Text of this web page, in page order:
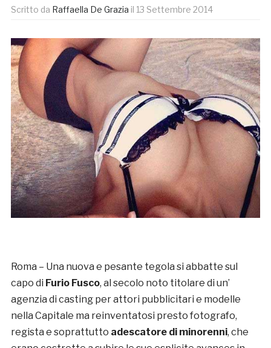
Scritto da Raffaella De Grazia il 13 Settembre 2014
Roma – Una nuova e pesante tegola si abbatte sul
capo di Furio Fusco, al secolo noto titolare di un’
agenzia di casting per attori pubblicitari e modelle
nella Capitale ma reinventatosi presto fotografo,
regista e soprattutto adescatore di minorenni, che